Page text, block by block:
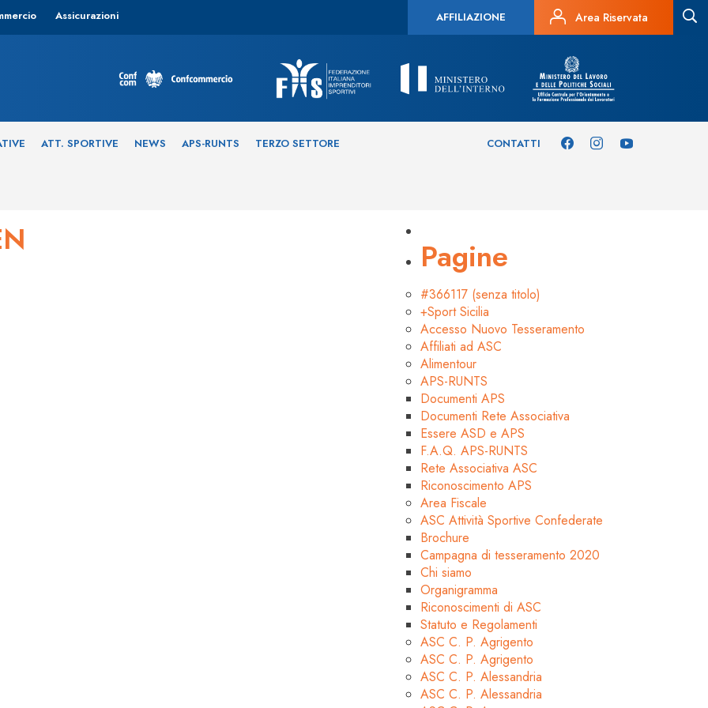
Assicurazioni AFFILIAZIONE Area Riservata
ATT. SPORTIVE NEWS APS-RUNTS TERZO SETTORE CONTATTI
Pagine
#366117 (senza titolo)
+Sport Sicilia
Accesso Nuovo Tesseramento
Affiliati ad ASC
Alimentour
APS-RUNTS
Documenti APS
Documenti Rete Associativa
Essere ASD e APS
F.A.Q. APS-RUNTS
Rete Associativa ASC
Riconoscimento APS
Area Fiscale
ASC Attività Sportive Confederate
Brochure
Campagna di tesseramento 2020
Chi siamo
Organigramma
Riconoscimenti di ASC
Statuto e Regolamenti
ASC C. P. Agrigento
ASC C. P. Agrigento
ASC C. P. Alessandria
ASC C. P. Alessandria